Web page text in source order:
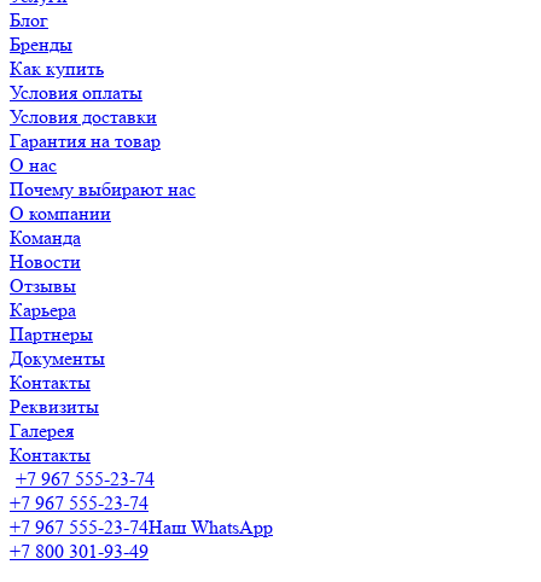
Блог
Бренды
Как купить
Условия оплаты
Условия доставки
Гарантия на товар
О нас
Почему выбирают нас
О компании
Команда
Новости
Отзывы
Карьера
Партнеры
Документы
Контакты
Реквизиты
Галерея
Контакты
+7 967 555-23-74
+7 967 555-23-74
+7 967 555-23-74Наш WhatsApp
+7 800 301-93-49